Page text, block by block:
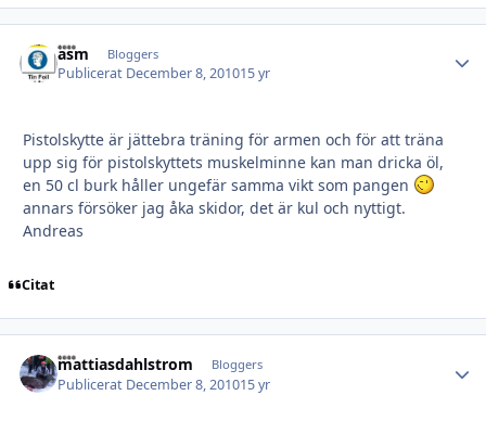
asm Bloggers
Publicerat December 8, 201015 yr
Pistolskytte är jättebra träning för armen och för att träna
upp sig för pistolskyttets muskelminne kan man dricka öl,
en 50 cl burk håller ungefär samma vikt som pangen
annars försöker jag åka skidor, det är kul och nyttigt.
Andreas
Citat
mattiasdahlstrom Bloggers
Publicerat December 8, 201015 yr